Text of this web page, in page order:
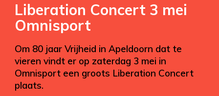
Liberation Concert 3 mei
Omnisport
Om 80 jaar Vrijheid in Apeldoorn dat te
vieren vindt er op zaterdag 3 mei in
Omnisport een groots Liberation Concert
plaats.